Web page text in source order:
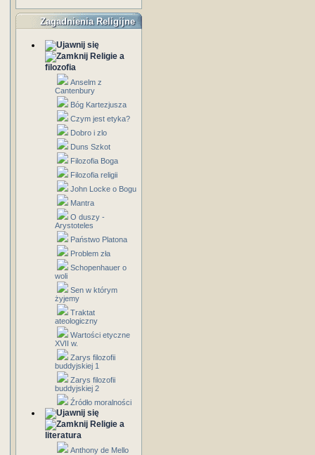
Zagadnienia Religijne
Religie a
filozofia
Anselm z
Cantenbury
Bóg Kartezjusza
Czym jest etyka?
Dobro i zlo
Duns Szkot
Filozofia Boga
Filozofia religii
John Locke o Bogu
Mantra
O duszy -
Arystoteles
Państwo Platona
Problem zła
Schopenhauer o
woli
Sen w którym
żyjemy
Traktat
ateologiczny
Wartości etyczne
XVII w.
Zarys filozofii
buddyjskiej 1
Zarys filozofii
buddyjskiej 2
Źródło moralności
Religie a
literatura
Anthony de Mello